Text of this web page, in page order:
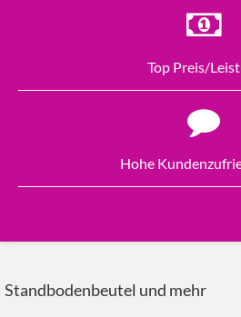
Top Preis/
Hohe
Standbodenbeutel und mehr